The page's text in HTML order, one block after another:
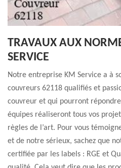
TRAVAUX AUX
SERVICE
Notre entreprise KM Service a à
couvreurs 62118 qualifiés et
couvreur et qui pourront répondre
équipes réaliseront tous vos
règles de l’art. Pour vous
et de notre sérieux, sachez que
certifiée par les labels : RGE et